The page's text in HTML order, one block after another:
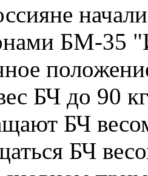
БМ-35
БЧ до 90
БЧ
БЧ